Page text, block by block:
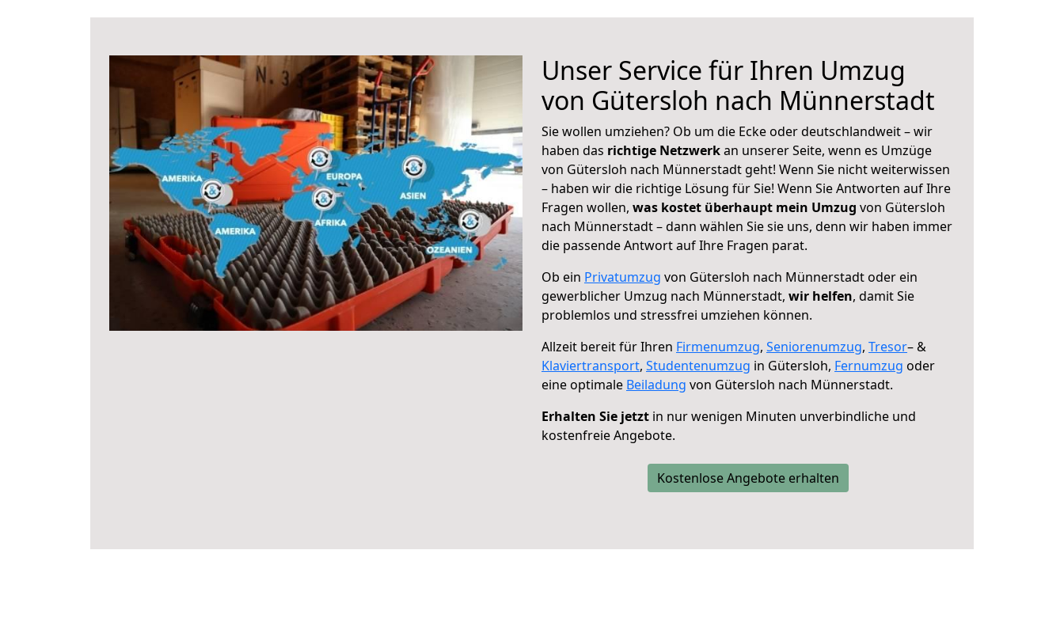
Unser Service für Ihren Umzug
von Gütersloh nach Münnerstadt
Sie wollen umziehen? Ob um die Ecke oder deutschlandweit – wir
haben das richtige Netzwerkan unserer Seite, wenn es Umzüge
von Gütersloh nach Münnerstadt geht! Wenn Sie nicht weiterwissen
– haben wir die richtige Lösung für Sie! Wenn Sie Antworten auf Ihre
Fragen wollen, was kostet überhaupt mein Umzug von Gütersloh
nach Münnerstadt – dann wählen Sie sie uns, denn wir haben immer
die passende Antwort auf Ihre Fragen parat.
Ob ein Privatumzug von Gütersloh nach Münnerstadt oder ein
gewerblicher Umzug nach Münnerstadt, wir helfen, damit Sie
problemlos und stressfrei umziehen können.
Allzeit bereit für Ihren Firmenumzug, Seniorenumzug, Tresor– &
Klaviertransport, Studentenumzug in Gütersloh, Fernumzug oder
eine optimale Beiladung von Gütersloh nach Münnerstadt.
Erhalten Sie jetzt in nur wenigen Minuten unverbindliche und
kostenfreie Angebote.
Kostenlose Angebote erhalten